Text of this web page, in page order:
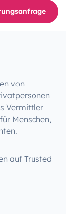
von
Vermittler
Menschen,
auf Trusted